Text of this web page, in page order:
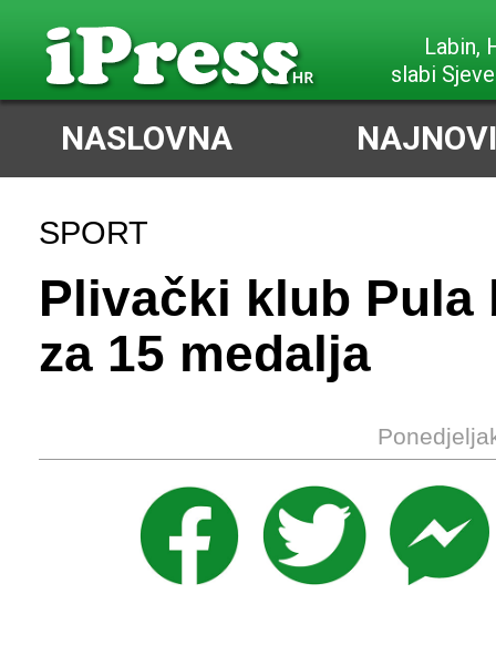
Labin,
slabi
NASLOVNA
SPORT
Plivački klub Pula
za 15 medalja